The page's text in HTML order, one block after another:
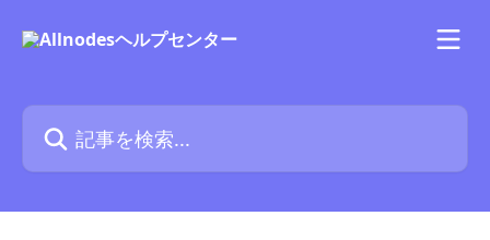
記事を検索...